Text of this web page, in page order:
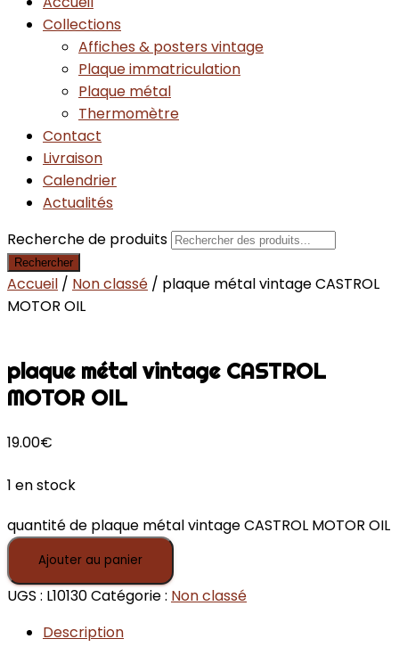
Collections
Affiches & posters vintage
Plaque immatriculation
Plaque métal
Thermomètre
Contact
Livraison
Calendrier
Actualités
Recherche de produits
Rechercher
Accueil / Non classé / plaque métal vintage CASTROL
MOTOR OIL
plaque métal vintage CASTROL
MOTOR OIL
19.00€
1 en stock
quantité de plaque métal vintage CASTROL MOTOR OIL
Ajouter au panier
UGS : L10130Catégorie : Non classé
Description